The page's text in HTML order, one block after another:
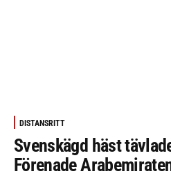
DISTANSRITT
Svenskägd häst
Förenade